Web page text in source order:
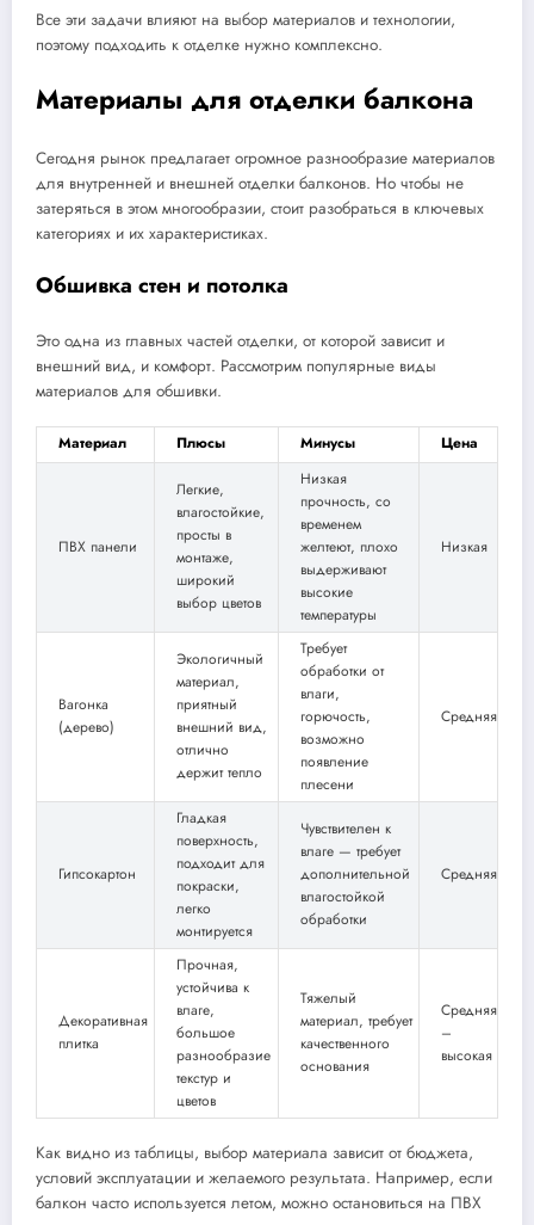
Все эти задачи влияют на выбор материалов и технологии,
поэтому подходить к отделке нужно комплексно.
Материалы для отделки балкона
Сегодня рынок предлагает огромное разнообразие материалов
для внутренней и внешней отделки балконов. Но чтобы не
затеряться в этом многообразии, стоит разобраться в ключевых
категориях и их характеристиках.
Обшивка стен и потолка
Это одна из главных частей отделки, от которой зависит и
внешний вид, и комфорт. Рассмотрим популярные виды
материалов для обшивки.
Материал Плюсы Минусы Цена
ПВХ панели
Легкие,
влагостойкие,
просты в
монтаже,
широкий
выбор цветов
Низкая
прочность, со
временем
желтеют, плохо
выдерживают
высокие
температуры
Низкая
Вагонка
(дерево)
Экологичный
материал,
приятный
внешний вид,
отлично
держит тепло
Требует
обработки от
влаги,
горючость,
возможно
появление
плесени
Средняя
Гипсокартон
Гладкая
поверхность,
подходит для
покраски,
легко
монтируется
Чувствителен к
влаге — требует
дополнительной
влагостойкой
обработки
Средняя
Декоративная
плитка
Прочная,
устойчива к
влаге,
большое
разнообразие
текстур и
цветов
Тяжелый
материал, требует
качественного
основания
Средняя
–
высокая
Как видно из таблицы, выбор материала зависит от бюджета,
условий эксплуатации и желаемого результата. Например, если
балкон часто используется летом, можно остановиться на ПВХ